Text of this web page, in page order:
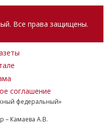
Все права защищены.
соглашение
федеральный»
– Камаева А.В.